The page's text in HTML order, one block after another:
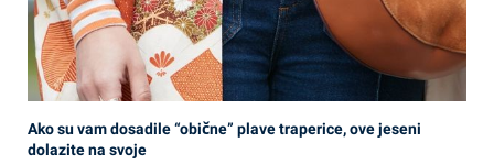
Ako su vam dosadile “obične” plave traperice, ove jeseni
dolazite na svoje